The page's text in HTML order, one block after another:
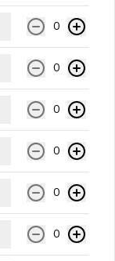
cheddar, palta,
albahaca, cebolla
0
0
0
0
0
0